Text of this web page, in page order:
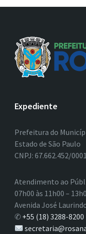
Expediente
Prefeitura do
Estado de São Paulo
CNPJ: 67.662.452/
Atendimento ao
07h00 às 11h00 –
Avenida José
✆ +55 (18) 3288-8200